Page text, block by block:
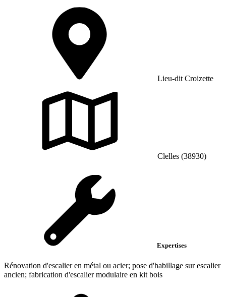
Lieu-dit Croizette
Clelles (38930)
Expertises
Rénovation d'escalier en métal ou acier; pose d'habillage sur escalier
ancien; fabrication d'escalier modulaire en kit bois